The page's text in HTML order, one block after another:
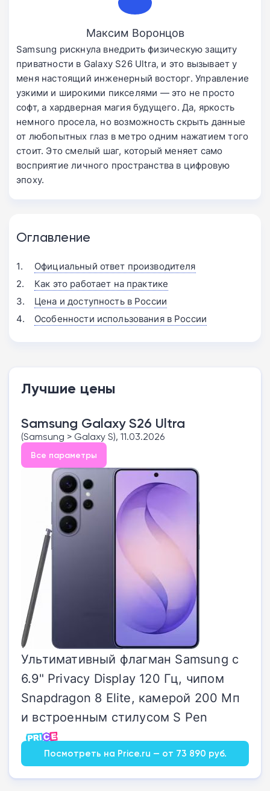
Максим Воронцов
Samsung рискнула внедрить физическую защиту
приватности в Galaxy S26 Ultra, и это вызывает у
меня настоящий инженерный восторг. Управление
узкими и широкими пикселями — это не просто
софт, а хардверная магия будущего. Да, яркость
немного просела, но возможность скрыть данные
от любопытных глаз в метро одним нажатием того
стоит. Это смелый шаг, который меняет само
восприятие личного пространства в цифровую
эпоху.
Оглавление
Официальный ответ производителя
Как это работает на практике
Цена и доступность в России
Особенности использования в России
Лучшие цены
Samsung Galaxy S26 Ultra
(Samsung > Galaxy S), 11.03.2026
Все параметры
Ультимативный флагман Samsung с
6.9" Privacy Display 120 Гц, чипом
Snapdragon 8 Elite, камерой 200 Мп
и встроенным стилусом S Pen
Посмотреть на Price.ru — от 73 890 руб.